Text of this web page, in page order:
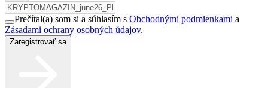
Prečítal(a) som si a súhlasím s Obchodnými podmienkami a
Zásadami ochrany osobných údajov.
Zaregistrovať sa